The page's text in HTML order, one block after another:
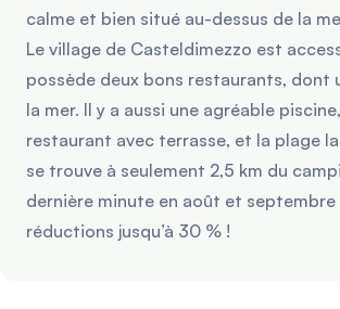
calme et bien situé au-dessus de la
Le village de Casteldimezzo est
possède deux bons restaurants, dont
la mer. Il y a aussi une agréable
restaurant avec terrasse, et la plage
se trouve à seulement 2,5 km du
dernière minute en août et septembre
réductions jusqu’à 30 % !